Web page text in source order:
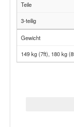
Teile
3-teilig
Gewicht
149 kg (7ft), 180 kg